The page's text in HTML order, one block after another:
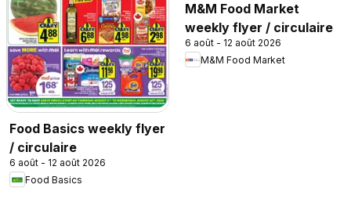
Food Basics weekly flyer
/ circulaire
6 août - 12 août 2026
Food Basics
M&M Food Market
weekly flyer / circulaire
6 août - 12 août 2026
M&M Food Market